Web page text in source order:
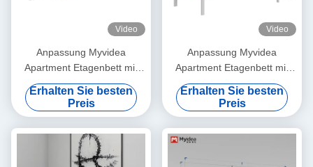
Video
Anpassung Myvidea
Apartment Etagenbett mit
verdickten Rohren,
Schulkindbett, Doppelbett-
Eisenrahmenbett
Erhalten Sie besten
Preis
Video
Anpassung Myvidea
Apartment Etagenbett mit
verdickten Rohren,
Schulkindbett, Doppelbett-
Eisenrahmenbett
Erhalten Sie besten
Preis